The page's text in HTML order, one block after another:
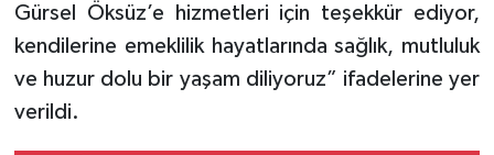
Gürsel Öksüz’e hizmetleri için teşekkür ediyor,
kendilerine emeklilik hayatlarında sağlık, mutluluk
ve huzur dolu bir yaşam diliyoruz” ifadelerine yer
verildi.
Yerel